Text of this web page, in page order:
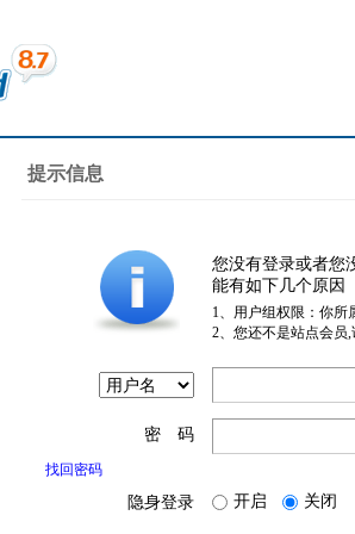
提示信息
您没有登录或者您
能有如下几个原因
1、用户组权限：你所
2、您还不是站点会员
密 码
找回密码
隐身登录 开启 关闭